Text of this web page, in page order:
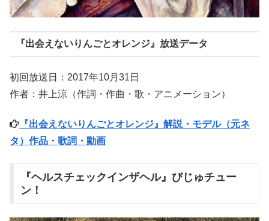
『出会えないりんごとオレンジ』放送データ
初回放送日：2017年10月31日
作者：井上涼（作詞・作曲・歌・アニメーション）
『出会えないりんごとオレンジ』解説・モデル（元ネ
タ）作品・歌詞・動画
『ヘルスチェックインザヘル』びじゅチュー
ン！